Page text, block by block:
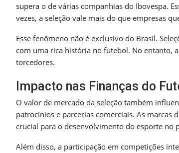
supera o de várias companhias do Ibovespa.
vezes, a seleção vale mais do que empresas
Esse fenômeno não é exclusivo do Brasil.
com uma rica história no futebol. No entanto,
torcedores.
Impacto nas Finanças do
O valor de mercado da seleção também
patrocínios e parcerias comerciais. As marcas
crucial para o desenvolvimento do esporte no
Além disso, a participação em competições